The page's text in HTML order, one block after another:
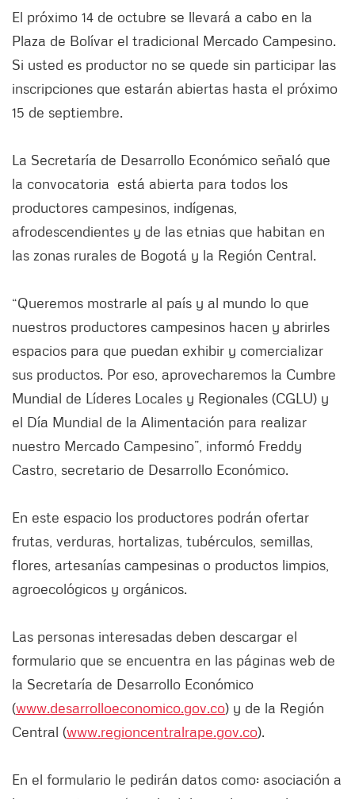
El próximo 14 de octubre se llevará a cabo en la
Plaza de Bolívar el tradicional Mercado Campesino.
Si usted es productor no se quede sin participar las
inscripciones que estarán abiertas hasta el próximo
15 de septiembre.
La Secretaría de Desarrollo Económico señaló que
la convocatoria está abierta para todos los
productores campesinos, indígenas,
afrodescendientes y de las etnias que habitan en
las zonas rurales de Bogotá y la Región Central.
“Queremos mostrarle al país y al mundo lo que
nuestros productores campesinos hacen y abrirles
espacios para que puedan exhibir y comercializar
sus productos. Por eso, aprovecharemos la Cumbre
Mundial de Líderes Locales y Regionales (CGLU) y
el Día Mundial de la Alimentación para realizar
nuestro Mercado Campesino”, informó Freddy
Castro, secretario de Desarrollo Económico.
En este espacio los productores podrán ofertar
frutas, verduras, hortalizas, tubérculos, semillas,
flores, artesanías campesinas o productos limpios,
agroecológicos y orgánicos.
Las personas interesadas deben descargar el
formulario que se encuentra en las páginas web de
la Secretaría de Desarrollo Económico
(www.desarrolloeconomico.gov.co) y de la Región
Central (www.regioncentralrape.gov.co).
En el formulario le pedirán datos como: asociación a